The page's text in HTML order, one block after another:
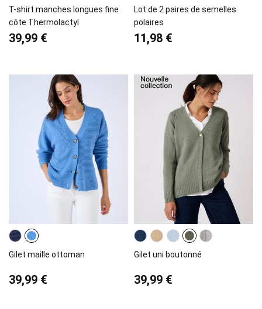
T-shirt manches longues fine
côte Thermolactyl
39,99 €
Lot de 2 paires de semelles
polaires
11,98 €
Gilet maille ottoman
39,99 €
Gilet uni boutonné
39,99 €